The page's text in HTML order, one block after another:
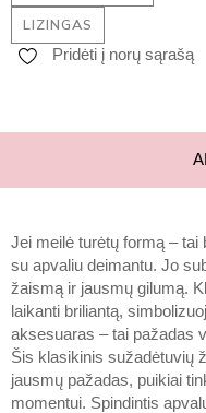
LIZINGAS
Pridėti į norų sąrašą
Jei meilė turėtų formą –
su apvaliu deimantu. Jo
žaismą ir jausmų gilumą.
laikanti briliantą,
aksesuaras – tai pažadas
Šis klasikinis sužadėtuvių
jausmų pažadas, puikiai
momentui. Spindintis